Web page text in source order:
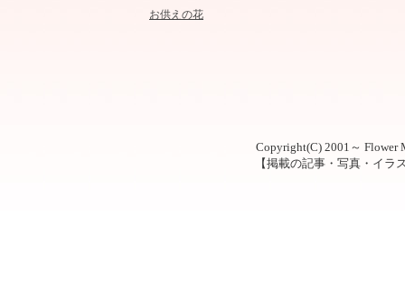
お供えの花
Copyright(C) 2001～ Flower
【掲載の記事・写真・イ